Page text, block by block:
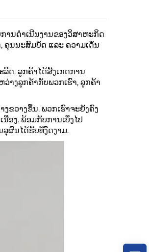
ານດໍາເນີນງານຂອງວິສາຫະກິດ
ຄຸນນະສົມບັດ ແລະ ຄວາມເດັ່ນ
ດ. ລູກຄ້າໄດ້ສັງເກດການ
າງລູກຄ້າກັບພວກເຮົາ, ລູກຄ້າ
ຂວາງຂຶ້ນ. ພວກເຮົາຈະຍັງຄົງ
ອງ. ພ້ອມກັບການເບິ່ງໄປ
ຜົນໄດ້ຮັບທີ່ງົດງາມ.